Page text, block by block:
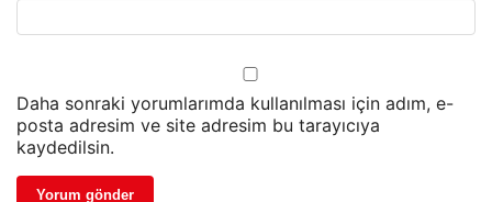
Daha sonraki yorumlarımda kullanılması için adım, e-
posta adresim ve site adresim bu tarayıcıya
kaydedilsin.